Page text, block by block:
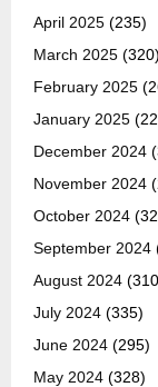
April 2025 (235)
March 2025 (320)
February 2025
January 2025
December 2024
November 2024
October 2024
September 2024
August 2024
July 2024 (335)
June 2024 (295)
May 2024 (328)